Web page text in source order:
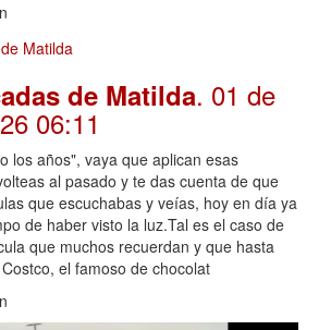
de Matilda. 01 de
06:11
los años", vaya que aplican esas
al pasado y te das cuenta de que
que escuchabas y veías, hoy en día ya
de haber visto la luz.Tal es el caso de
que muchos recuerdan y que hasta
el famoso de chocolat